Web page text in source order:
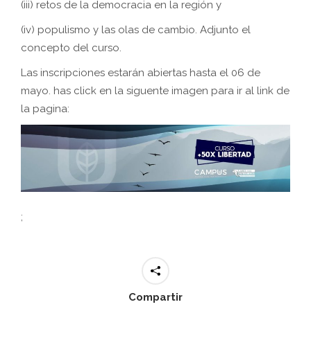
(iii) retos de la democracia en la región y
(iv) populismo y las olas de cambio. Adjunto el
concepto del curso.
Las inscripciones estarán abiertas hasta el 06 de
mayo. has click en la siguente imagen para ir al link de
la pagina:
;
Compartir